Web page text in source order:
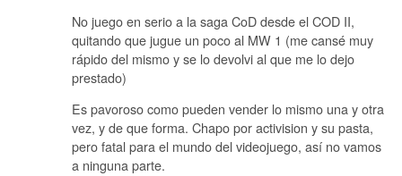
No juego en serio a la saga CoD desde el COD II,
quitando que jugue un poco al MW 1 (me cansé muy
rápido del mismo y se lo devolvi al que me lo dejo
prestado)
Es pavoroso como pueden vender lo mismo una y otra
vez, y de que forma. Chapo por activision y su pasta,
pero fatal para el mundo del videojuego, así no vamos
a ninguna parte.